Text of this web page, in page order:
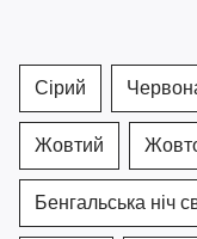
Сірий
Жовтий
Бенгальська ніч